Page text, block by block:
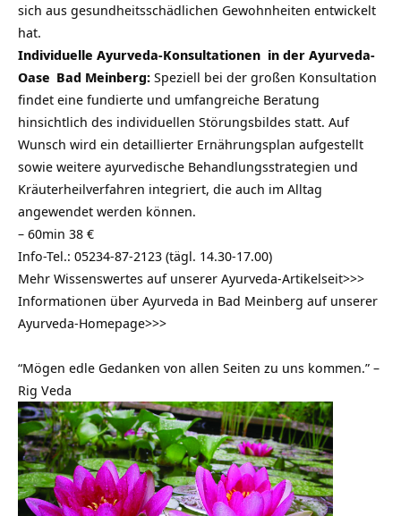
sich aus gesundheitsschädlichen Gewohnheiten entwickelt
hat.
Individuelle Ayurveda-Konsultationen in der Ayurveda-
Oase Bad Meinberg: Speziell bei der großen Konsultation
findet eine fundierte und umfangreiche Beratung
hinsichtlich des individuellen Störungsbildes statt. Auf
Wunsch wird ein detaillierter Ernährungsplan aufgestellt
sowie weitere ayurvedische Behandlungsstrategien und
Kräuterheilverfahren integriert, die auch im Alltag
angewendet werden können.
– 60min 38 €
Info-Tel.: 05234-87-2123 (tägl. 14.30-17.00)
Mehr Wissenswertes auf unserer Ayurveda-Artikelseit>>>
Informationen über Ayurveda in Bad Meinberg auf unserer
Ayurveda-Homepage>>>
“Mögen edle Gedanken von allen Seiten zu uns kommen.” –
Rig Veda